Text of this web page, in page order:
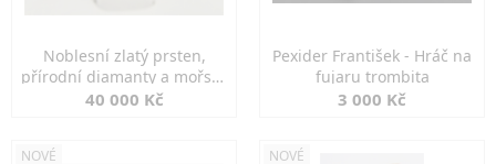
Noblesní zlatý prsten,
přírodní diamanty a mořské
perly
40 000 Kč
Pexider František - Hráč na
fujaru trombita
3 000 Kč
NOVÉ NOVÉ